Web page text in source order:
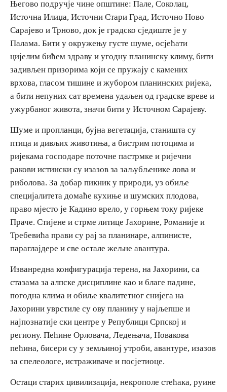
Његово подручје чине општине: Пале, Соколац,
Источна Илиџа, Источни Стари Град, Источно Ново
Сарајево и Трново, док је градско сједиште је у
Палама. Бити у окружењу густе шуме, осјећати
цијелим бићем здраву и угодну планинску климу, бити
задивљен призорима који се пружају с камених
врхова, гласом тишине и жубором планинских ријека,
а бити непуних сат времена удаљен од градске вреве и
ужурбаног живота, значи бити у Источном Сарајеву.
Шуме и пропланци, бујна вегетација, станишта су
птица и дивљих животиња, а бистрим потоцима и
ријекама господаре поточне пастрмке и ријечни
ракови истински су изазов за заљубљенике лова и
риболова. За добар пикник у природи, уз обиље
специјалитета домаће кухиње и шумских плодова,
право мјесто је Кадино врело, у горњем току ријеке
Праче. Стијене и стрме литице Јахорине, Романије и
Требевића прави су рај за планинаре, алпинисте,
параглајдере и све остале жељне авантура.
Изванредна конфигурација терена, на Јахорини, са
стазама за алпске дисциплине као и благе падине,
погодна клима и обиље квалитетног снијега на
Јахорини уврстиле су ову планину у најљепше и
најпознатије ски центре у Републици Српској и
региону. Пећине Орловача, Ледењача, Новакова
пећина, бисери су у земљиној утроби, авантуре, изазов
за спелеологе, истраживаче и посјетиоце.
Остаци старих цивилизација, некрополе стећака, руине